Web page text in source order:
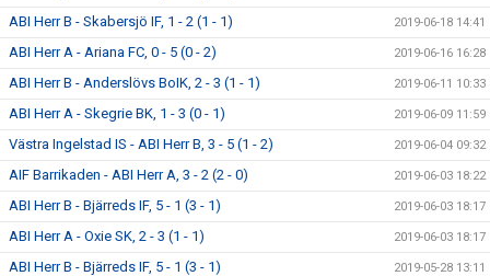
ABI Herr B - Skabersjö IF, 1 - 2 (1 - 1) 2019-06-18 14:41
ABI Herr A - Ariana FC, 0 - 5 (0 - 2) 2019-06-16 16:28
ABI Herr B - Anderslövs BoIK, 2 - 3 (1 - 1) 2019-06-11 10:33
ABI Herr A - Skegrie BK, 1 - 3 (0 - 1) 2019-06-09 11:59
Västra Ingelstad IS - ABI Herr B, 3 - 5 (1 - 2) 2019-06-04 09:32
AIF Barrikaden - ABI Herr A, 3 - 2 (2 - 0) 2019-06-03 18:22
ABI Herr B - Bjärreds IF, 5 - 1 (3 - 1) 2019-06-03 18:17
ABI Herr A - Oxie SK, 2 - 3 (1 - 1) 2019-06-03 18:17
ABI Herr B - Bjärreds IF, 5 - 1 (3 - 1) 2019-05-28 13:11